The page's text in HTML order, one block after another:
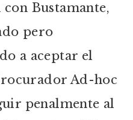
con Bustamante,
pero
a aceptar el
Ad-hoc
penalmente al